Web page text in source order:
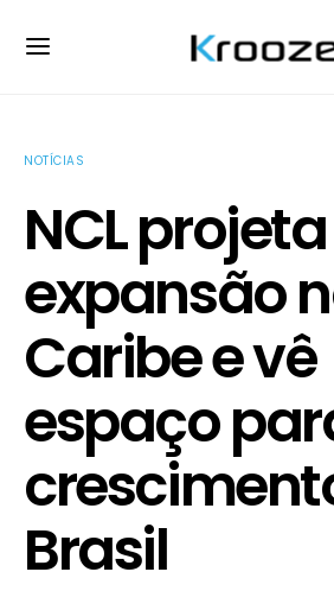
NOTÍCIAS
NCL projeta
expansão
Caribe e vê
espaço
Brasil